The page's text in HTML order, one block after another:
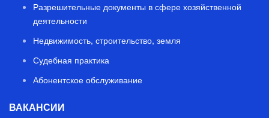
Разрешительные документы в сфере хозяйственной
деятельности
Недвижимость, строительство, земля
Судебная практика
Абонентское обслуживание
ВАКАНСИИ